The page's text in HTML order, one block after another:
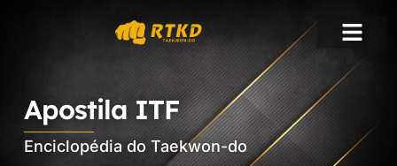
Apostila ITF
Enciclopédia do Taekwon-do